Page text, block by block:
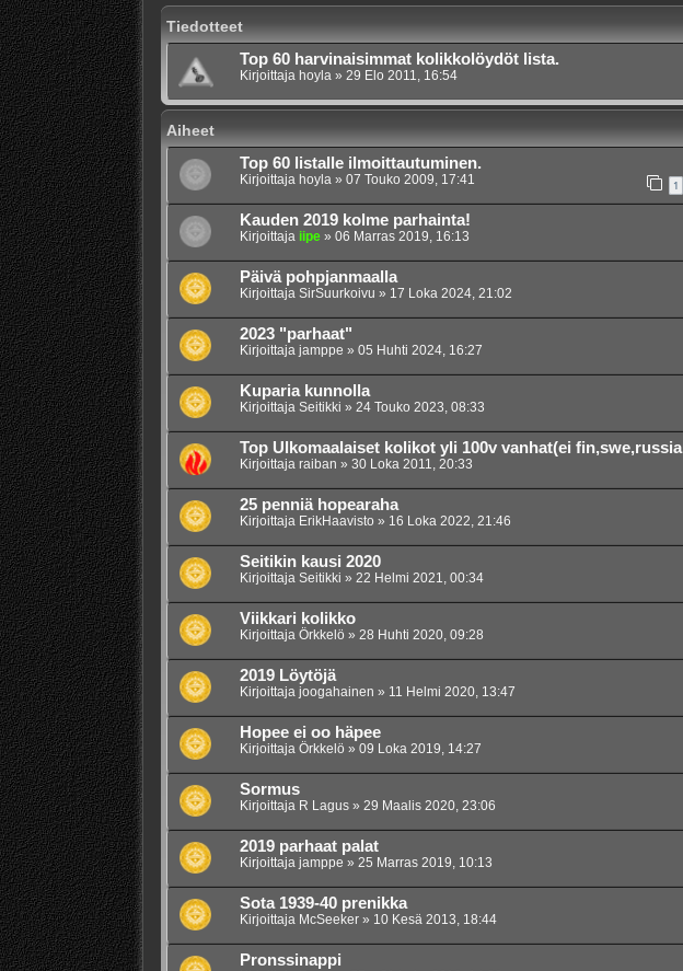
Tiedotteet
Top 60 harvinaisimmat kolikkolöydöt lista.
Kirjoittaja hoyla» 29 Elo 2011, 16:54
Aiheet
Top 60 listalle ilmoittautuminen.
Kirjoittaja hoyla» 07 Touko 2009, 17:41 1
Kauden 2019 kolme parhainta!
Kirjoittaja iipe» 06 Marras 2019, 16:13
Päivä pohpjanmaalla
Kirjoittaja SirSuurkoivu » 17 Loka 2024, 21:02
2023 "parhaat"
Kirjoittaja jamppe » 05 Huhti 2024, 16:27
Kuparia kunnolla
Kirjoittaja Seitikki » 24 Touko 2023, 08:33
Top Ulkomaalaiset kolikot yli 100v vanhat(ei fin,swe,russia
Kirjoittaja raiban » 30 Loka 2011, 20:33
25 penniä hopearaha
Kirjoittaja ErikHaavisto » 16 Loka 2022, 21:46
Seitikin kausi 2020
Kirjoittaja Seitikki » 22 Helmi 2021, 00:34
Viikkari kolikko
Kirjoittaja Örkkelö » 28 Huhti 2020, 09:28
2019 Löytöjä
Kirjoittaja joogahainen » 11 Helmi 2020, 13:47
Hopee ei oo häpee
Kirjoittaja Örkkelö » 09 Loka 2019, 14:27
Sormus
Kirjoittaja R Lagus» 29 Maalis 2020, 23:06
2019 parhaat palat
Kirjoittaja jamppe » 25 Marras 2019, 10:13
Sota 1939-40 prenikka
Kirjoittaja McSeeker» 10 Kesä 2013, 18:44
Pronssinappi